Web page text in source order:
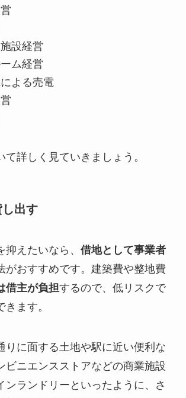
設経営
ム経営
よる売電
て詳しく見ていきましょう。
出す
えたいなら、 借地として事業者
がおすすめです。建築費や整地費
借主が負担するので、低リスクで
ます。
りに面する土地や駅に近い便利な
ビニエンスストアなどの商業施設
ンランドリーといったように、さ